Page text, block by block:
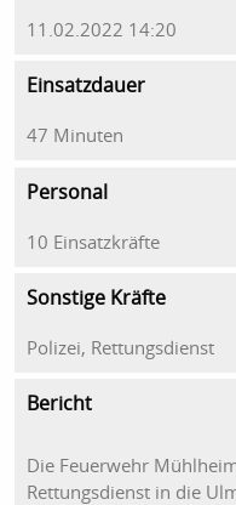
11.02.2022 14:20
Einsatzdauer
47 Minuten
Personal
10 Einsatzkräfte
Sonstige Kräfte
Polizei, Rettungsdienst
Bericht
Die Feuerwehr
Rettungsdienst in die